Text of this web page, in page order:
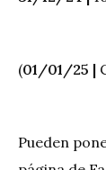
(01/01/25 |
Pueden